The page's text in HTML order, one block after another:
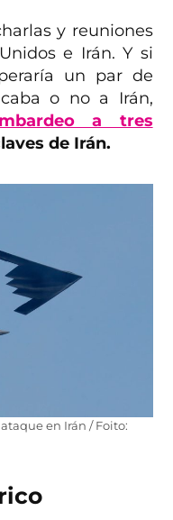
y reuniones
e Irán. Y si
un par de
o no a Irán,
a tres
de Irán.
en Irán / Foito: